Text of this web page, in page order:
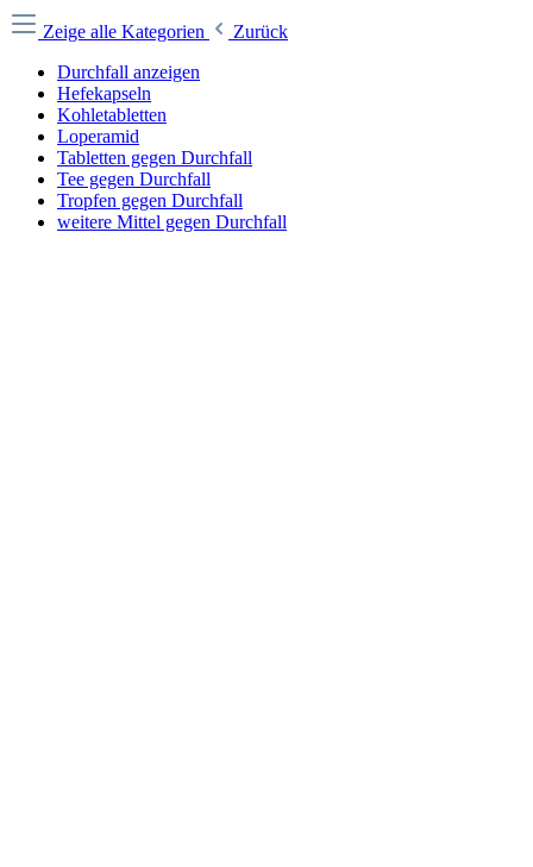
Zeige alle Kategorien
Zurück
Durchfall anzeigen
Hefekapseln
Kohletabletten
Loperamid
Tabletten gegen Durchfall
Tee gegen Durchfall
Tropfen gegen Durchfall
weitere Mittel gegen Durchfall